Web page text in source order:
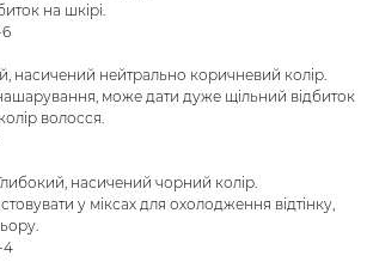
на шкірі.
насичений нейтрально коричневий колір.
може дати дуже щільний відбиток
волосся.
насичений чорний колір.
у міксах для охолодження відтінку,
4